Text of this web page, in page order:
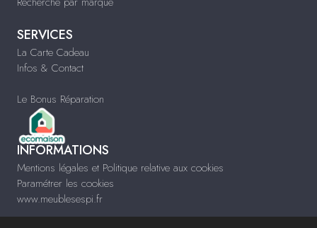
SERVICES
La Carte Cadeau
Infos & Contact
Le Bonus Réparation
INFORMATIONS
Mentions légales et Politique relative aux cookies
Paramétrer les cookies
www.meublesespi.fr